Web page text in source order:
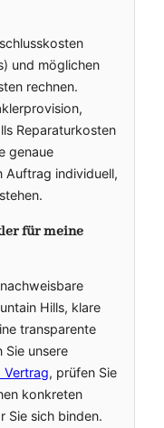
und möglichen
rechnen.
Reparaturkosten
genaue
Auftrag individuell,
für meine
Hills, klare
transparente
Sie unsere
Vertrag, prüfen Sie
konkreten
Sie sich binden.